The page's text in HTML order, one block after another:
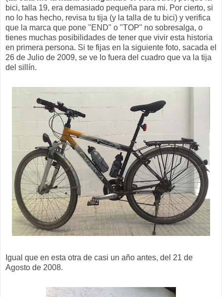
bici, talla 19, era demasiado pequeña para mi. Por cierto, si
no lo has hecho, revisa tu tija (y la talla de tu bici) y verifica
que la marca que pone "END" o "TOP" no sobresalga, o
tienes muchas posibilidades de tener que vivir esta historia
en primera persona. Si te fijas en la siguiente foto, sacada el
26 de Julio de 2009, se ve lo fuera del cuadro que va la tija
del sillín.
Igual que en esta otra de casi un año antes, del 21 de
Agosto de 2008.